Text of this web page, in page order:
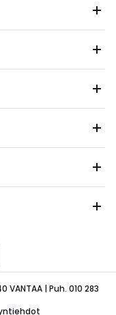
VANTAA | Puh. 010 283